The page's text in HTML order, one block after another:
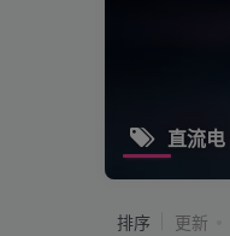
直流电
排序 更新